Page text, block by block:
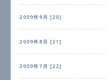
2009年9月 [20]
2009年8月 [21]
2009年7月 [22]